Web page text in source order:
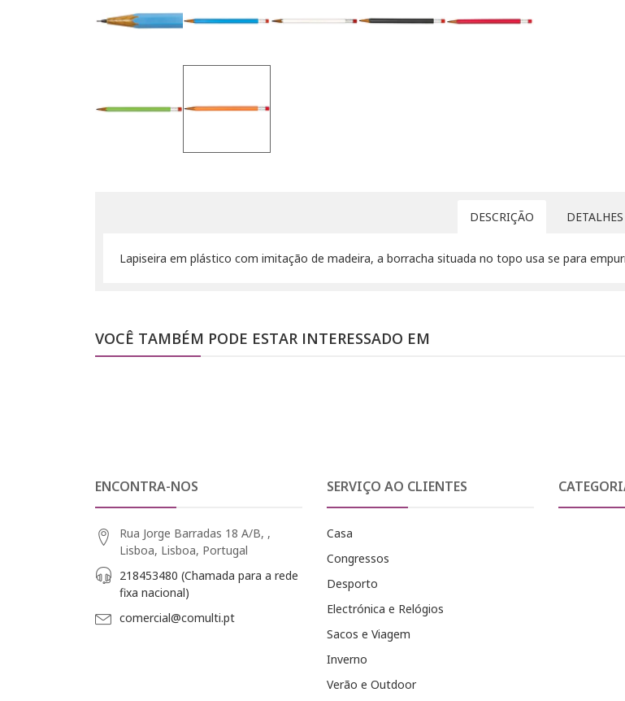
DESCRIÇÃO DETALHES
Lapiseira em plástico com imitação de madeira, a borracha situada no topo usa se para
VOCÊ TAMBÉM PODE ESTAR INTERESSADO EM
ENCONTRA-NOS
Rua Jorge Barradas 18 A/B, ,
Lisboa, Lisboa, Portugal
218453480 (Chamada para a rede
fixa nacional)
comercial@comulti.pt
SERVIÇO AO CLIENTES
Casa
Congressos
Desporto
Electrónica e Relógios
Sacos e Viagem
Inverno
Verão e Outdoor